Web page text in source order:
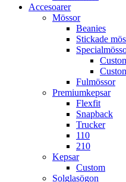
Accesoarer
Mössor
Beanies
Stickade
Fulmössor
Premiumkepsar
Flexfit
Snapback
Trucker
110
210
Kepsar
Custom
Solglasögon